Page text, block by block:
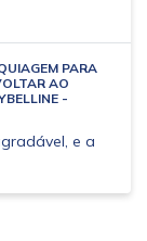
PARA
AO
-
e a